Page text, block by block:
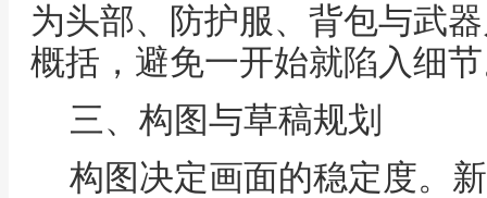
为头部、防护服、背包与武
概括，避免一开始就陷入细
三、构图与草稿规划
构图决定画面的稳定度。